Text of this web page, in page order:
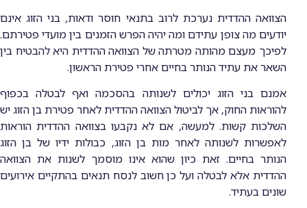
הצוואה ההדדית נערכת לרוב בתנאי חוסר ודאות, בני הזוג אינם
יודעים מה צופן עתידם ומה יהיה הפרש הזמנים בין מועדי פטירתם.
לפיכך מעצם מהותה מטרתה של הצוואה ההדדית היא להבטיח בין
השאר את עתיד הנותר בחיים אחרי פטירת הראשון.
אמנם בני הזוג יכולים לשנותה בהסכמה ואף לבטלה בכפוף
להוראות החוק, אך לביטול הצוואה ההדדית לאחר פטירת בן הזוג יש
השלכות קשות. למעשה, אם לא נקבעו בצוואה ההדדית הוראות
לאפשרות לשנותה לאחר מות בן הזוג, כבולות ידיו של בן הזוג
הנותר בחיים. זאת כיון שהוא אינו מוסמך לשנות את הצוואה
ההדדית אלא לבטלה ועל כן חשוב לנסח תנאים בהתקיים אירועים
שונים בעתיד.